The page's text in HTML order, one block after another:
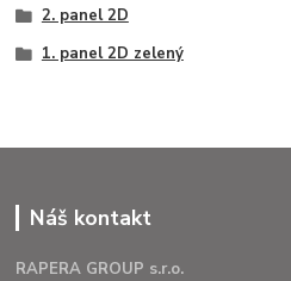
2. panel 2D
1. panel 2D zelený
Náš kontakt
RAPERA GROUP s.r.o.